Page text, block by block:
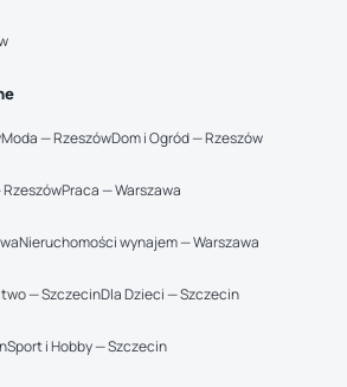
Moda — RzeszówDom i Ogród — Rzeszów
Praca — Warszawa
Nieruchomości wynajem — Warszawa
— SzczecinDla Dzieci — Szczecin
Sport i Hobby — Szczecin